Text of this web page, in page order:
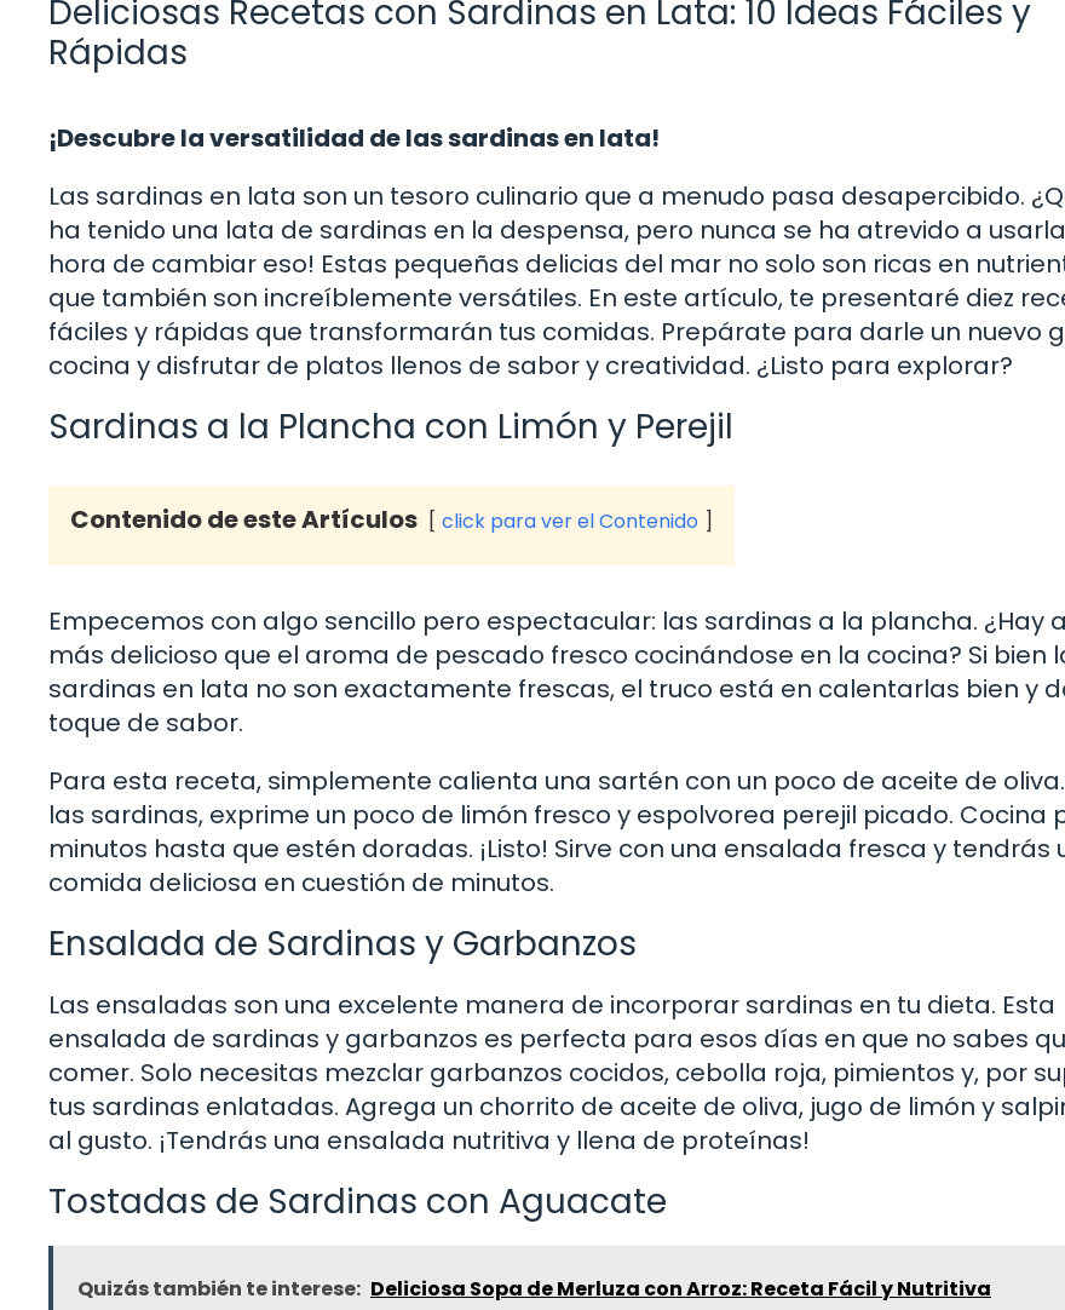
Deliciosas Recetas con Sardinas en Lata: 10 Ideas Fáciles y
Rápidas
¡Descubre la versatilidad de las sardinas en lata!
Las sardinas en lata son un tesoro culinario que a menudo pasa desapercibido.
ha tenido una lata de sardinas en la despensa, pero nunca se ha atrevido a
hora de cambiar eso! Estas pequeñas delicias del mar no solo son ricas en
que también son increíblemente versátiles. En este artículo, te presentaré diez
fáciles y rápidas que transformarán tus comidas. Prepárate para darle un nuevo
cocina y disfrutar de platos llenos de sabor y creatividad. ¿Listo para explorar?
Sardinas a la Plancha con Limón y Perejil
Contenido de este Artículos click para ver el Contenido
Empecemos con algo sencillo pero espectacular: las sardinas a la plancha. ¿Hay
más delicioso que el aroma de pescado fresco cocinándose en la cocina? Si bien
sardinas en lata no son exactamente frescas, el truco está en calentarlas bien y
toque de sabor.
Para esta receta, simplemente calienta una sartén con un poco de aceite de
las sardinas, exprime un poco de limón fresco y espolvorea perejil picado. Cocina
minutos hasta que estén doradas. ¡Listo! Sirve con una ensalada fresca y tendrás
comida deliciosa en cuestión de minutos.
Ensalada de Sardinas y Garbanzos
Las ensaladas son una excelente manera de incorporar sardinas en tu dieta. Esta
ensalada de sardinas y garbanzos es perfecta para esos días en que no sabes
comer. Solo necesitas mezclar garbanzos cocidos, cebolla roja, pimientos y, por
tus sardinas enlatadas. Agrega un chorrito de aceite de oliva, jugo de limón y
al gusto. ¡Tendrás una ensalada nutritiva y llena de proteínas!
Tostadas de Sardinas con Aguacate
Quizás también te interese: Deliciosa Sopa de Merluza con Arroz: Receta Fácil y Nutritiva